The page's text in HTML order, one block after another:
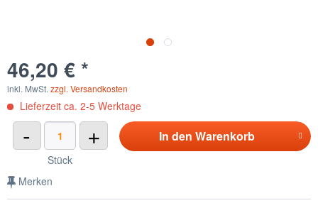
46,20 € *
inkl. MwSt. zzgl. Versandkosten
Lieferzeit ca. 2-5 Werktage
- +
Stück
In den Warenkorb
Merken